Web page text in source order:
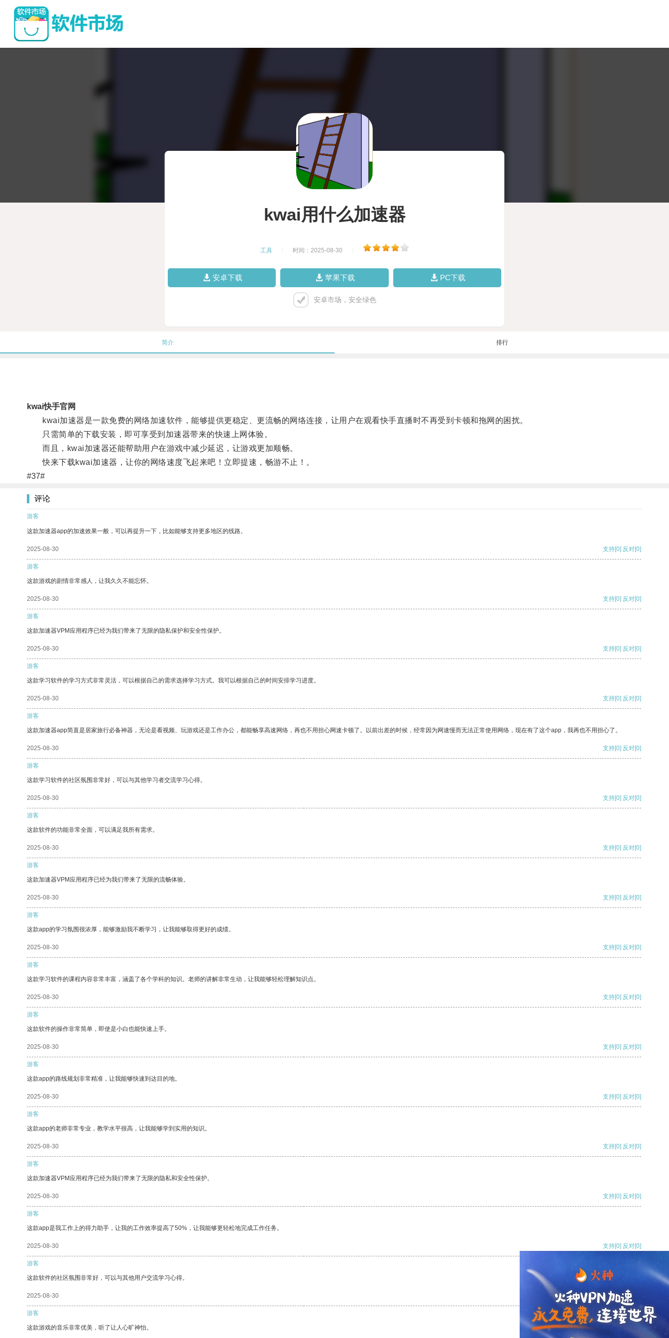
kwai用什么加速器
工具 时间：2025-08-30
安卓下载 苹果下载 PC下载
安卓市场，安全绿色
简介 排行
kwai快手官网
kwai加速器是一款免费的网络加速软件，能够提供更稳定、更流畅的网络连接，让用户在观看快手直播时不再受到卡顿和拖网的困扰。
只需简单的下载安装，即可享受到加速器带来的快速上网体验。
而且，kwai加速器还能帮助用户在游戏中减少延迟，让游戏更加顺畅。
快来下载kwai加速器，让你的网络速度飞起来吧！立即提速，畅游不止！。
#37#
评论
游客
这款加速器app的加速效果一般，可以再提升一下，比如能够支持更多地区的线路。
2025-08-30 支持[0] 反对[0]
游客
这款游戏的剧情非常感人，让我久久不能忘怀。
2025-08-30 支持[0] 反对[0]
游客
这款加速器VPM应用程序已经为我们带来了无限的隐私保护和安全性保护。
2025-08-30 支持[0] 反对[0]
游客
这款学习软件的学习方式非常灵活，可以根据自己的需求选择学习方式。我可以根据自己的时间安排学习进度。
2025-08-30 支持[0] 反对[0]
游客
这款加速器app简直是居家旅行必备神器，无论是看视频、玩游戏还是工作办公，都能畅享高速网络，再也不用担心网速卡顿了。以前出差的时候，经常因为网速慢而无法正常使用网络，现在有了这个app，我再也不用担心了。
2025-08-30 支持[0] 反对[0]
游客
这款学习软件的社区氛围非常好，可以与其他学习者交流学习心得。
2025-08-30 支持[0] 反对[0]
游客
这款软件的功能非常全面，可以满足我所有需求。
2025-08-30 支持[0] 反对[0]
游客
这款加速器VPM应用程序已经为我们带来了无限的流畅体验。
2025-08-30 支持[0] 反对[0]
游客
这款app的学习氛围很浓厚，能够激励我不断学习，让我能够取得更好的成绩。
2025-08-30 支持[0] 反对[0]
游客
这款学习软件的课程内容非常丰富，涵盖了各个学科的知识。老师的讲解非常生动，让我能够轻松理解知识点。
2025-08-30 支持[0] 反对[0]
游客
这款软件的操作非常简单，即使是小白也能快速上手。
2025-08-30 支持[0] 反对[0]
游客
这款app的路线规划非常精准，让我能够快速到达目的地。
2025-08-30 支持[0] 反对[0]
游客
这款app的老师非常专业，教学水平很高，让我能够学到实用的知识。
2025-08-30 支持[0] 反对[0]
游客
这款加速器VPM应用程序已经为我们带来了无限的隐私和安全性保护。
2025-08-30 支持[0] 反对[0]
游客
这款app是我工作上的得力助手，让我的工作效率提高了50%，让我能够更轻松地完成工作任务。
2025-08-30 支持[0] 反对[0]
游客
这款软件的社区氛围非常好，可以与其他用户交流学习心得。
2025-08-30 支持[0] 反对
游客
这款游戏的音乐非常优美，听了让人心旷神怡。